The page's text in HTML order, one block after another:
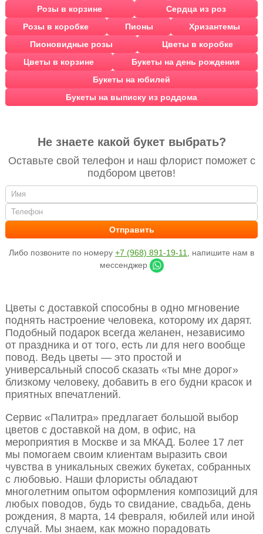
Розы в корзине
Сердца из роз
Розы в коробке
Пионы
Хризантемы
Пионовидные розы
Цветы в коробке
Цветы в корзине
Букеты на день рождения
Букеты на юбилей
Букеты на выписку из роддома
Не знаете какой букет выбрать?
Оставьте свой телефон и наш флорист поможет с
подбором цветов!
Либо позвоните по номеру +7 (968) 891-19-11
, напишите нам в
мессенджер
Цветы с доставкой способны в одно мгновение
поднять настроение человека, которому их дарят.
Подобный подарок всегда желанен, независимо
от праздника и от того, есть ли для него вообще
повод. Ведь цветы — это простой и
универсальный способ сказать «ты мне дорог»
близкому человеку, добавить в его будни красок и
приятных впечатлений.
Сервис «Палитра» предлагает большой выбор
цветов с доставкой на дом, в офис, на
мероприятия в Москве и за МКАД. Более 17 лет
мы помогаем своим клиентам выразить свои
чувства в уникальных свежих букетах, собранных
с любовью. Наши флористы обладают
многолетним опытом оформления композиций для
любых поводов, будь то свидание, свадьба, день
рождения, 8 марта, 14 февраля, юбилей или иной
случай. Мы знаем, как можно порадовать